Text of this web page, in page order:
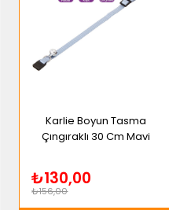
Karlie Boyun Tasma
Çıngıraklı 30 Cm Mavi
₺130,00
₺156,00